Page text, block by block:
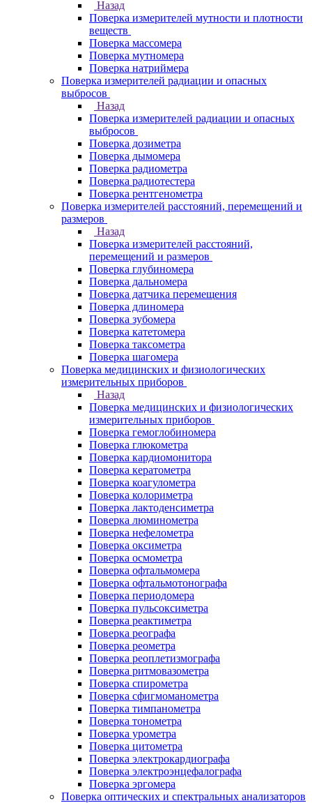
Назад
Поверка измерителей мутности и плотности
веществ
Поверка массомера
Поверка мутномера
Поверка натриймера
Поверка измерителей радиации и опасных
выбросов
Назад
Поверка измерителей радиации и опасных
выбросов
Поверка дозиметра
Поверка дымомера
Поверка радиометра
Поверка радиотестера
Поверка рентгенометра
Поверка измерителей расстояний, перемещений и
размеров
Назад
Поверка измерителей расстояний,
перемещений и размеров
Поверка глубиномера
Поверка дальномера
Поверка датчика перемещения
Поверка длиномера
Поверка зубомера
Поверка катетомера
Поверка таксометра
Поверка шагомера
Поверка медицинских и физиологических
измерительных приборов
Назад
Поверка медицинских и физиологических
измерительных приборов
Поверка гемоглобиномера
Поверка глюкометра
Поверка кардиомонитора
Поверка кератометра
Поверка коагулометра
Поверка колориметра
Поверка лактоденсиметра
Поверка люминометра
Поверка нефелометра
Поверка оксиметра
Поверка осмометра
Поверка офтальмомера
Поверка офтальмотонографа
Поверка периодомера
Поверка пульсоксиметра
Поверка реактиметра
Поверка реографа
Поверка реометра
Поверка реоплетизмографа
Поверка ритмовазометра
Поверка спирометра
Поверка сфигмоманометра
Поверка тимпанометра
Поверка тонометра
Поверка урометра
Поверка цитометра
Поверка электрокардиографа
Поверка электроэнцефалографа
Поверка эргомера
Поверка оптических и спектральных анализаторов